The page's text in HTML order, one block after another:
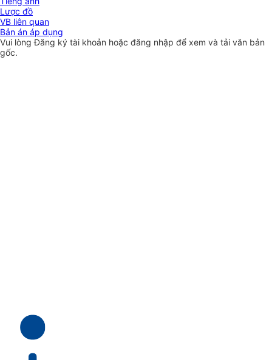
Lược đồ
VB liên quan
Bản án áp dụng
Vui lòngĐăng ký tài khoản hoặc đăng nhập để xem và tải văn bản
gốc.